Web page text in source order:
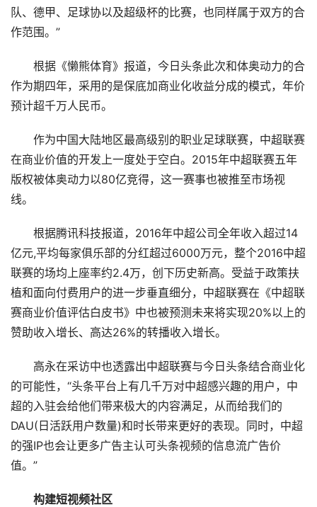
队、德甲、足球协以及超级杯的比赛，也同样属于双方的合
作范围。”
根据《懒熊体育》报道，今日头条此次和体奥动力的合
作为期四年，采用的是保底加商业化收益分成的模式，年价
预计超千万人民币。
作为中国大陆地区最高级别的职业足球联赛，中超联赛
在商业价值的开发上一度处于空白。2015年中超联赛五年
版权被体奥动力以80亿竞得，这一赛事也被推至市场视
线。
根据腾讯科技报道，2016年中超公司全年收入超过14
亿元,平均每家俱乐部的分红超过6000万元，整个2016中超
联赛的场均上座率约2.4万，创下历史新高。受益于政策扶
植和面向付费用户的进一步垂直细分，中超联赛在《中超联
赛商业价值评估白皮书》中也被预测未来将实现20%以上的
赞助收入增长、高达26%的转播收入增长。
高永在采访中也透露出中超联赛与今日头条结合商业化
的可能性，“头条平台上有几千万对中超感兴趣的用户，中
超的入驻会给他们带来极大的内容满足，从而给我们的
DAU(日活跃用户数量)和时长带来更好的表现。同时，中超
的强IP也会让更多广告主认可头条视频的信息流广告价
值。”
构建短视频社区